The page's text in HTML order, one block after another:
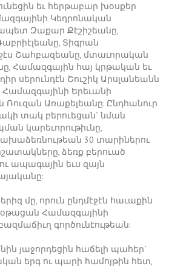
եւ հերթաբար խօսքեր
Կեդրոնական
Զաքար Քէշիշեանը,
Տիգրան
Շահբազեանը, մտաւորական
Համազգային հայ կրթական եւ
սերունդէն Շուշիկ Արսլանեանն
Համազգայինի Երեւանի
Ռուզան Առաքելեանը: Ընդհանուր
տակ բերուեցան` նման
կարեւորութիւնը,
30 տարիներու
ձեռք բերուած
ապագային եւս զայն
մը, որուն ընդմէջէն հաւաքին
Համազգայինի
գործունէութեան:
յաջորդեցին հաճելի պահեր`
երգ ու պարի համոյթին հետ,